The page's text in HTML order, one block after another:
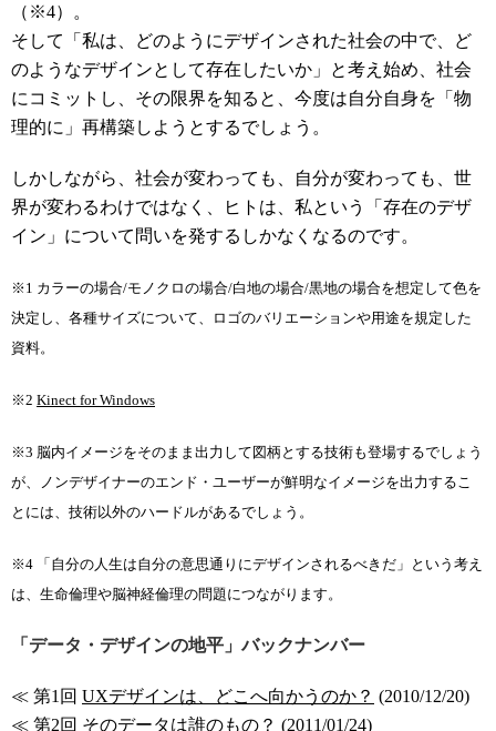
（※4）。
そして「私は、どのようにデザインされた社会の中で、ど
のようなデザインとして存在したいか」と考え始め、社会
にコミットし、その限界を知ると、今度は自分自身を「物
理的に」再構築しようとするでしょう。
しかしながら、社会が変わっても、自分が変わっても、世
界が変わるわけではなく、ヒトは、私という「存在のデザ
イン」について問いを発するしかなくなるのです。
※1 カラーの場合/モノクロの場合/白地の場合/黒地の場合を想定して色を
決定し、各種サイズについて、ロゴのバリエーションや用途を規定した
資料。
※2 Kinect for Windows
※3 脳内イメージをそのまま出力して図柄とする技術も登場するでしょう
が、ノンデザイナーのエンド・ユーザーが鮮明なイメージを出力するこ
とには、技術以外のハードルがあるでしょう。
※4 「自分の人生は自分の意思通りにデザインされるべきだ」という考え
は、生命倫理や脳神経倫理の問題につながります。
「データ・デザインの地平」バックナンバー
≪ 第1回 UXデザインは、どこへ向かうのか？ (2010/12/20)
≪ 第2回 そのデータは誰のもの？ (2011/01/24)